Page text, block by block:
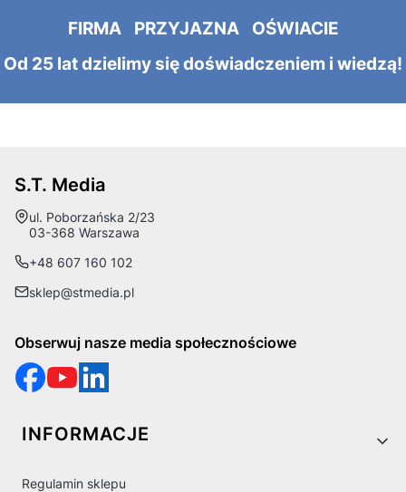
FIRMA PRZYJAZNA OŚWIACIE
Od 25 lat dzielimy się doświadczeniem i wiedzą!
S.T. Media
Adres:
ul. Poborzańska 2/23
03-368 Warszawa
+48 607 160 102
sklep@stmedia.pl
Obserwuj nasze media społecznościowe
Linki w stopce
INFORMACJE
Regulamin sklepu